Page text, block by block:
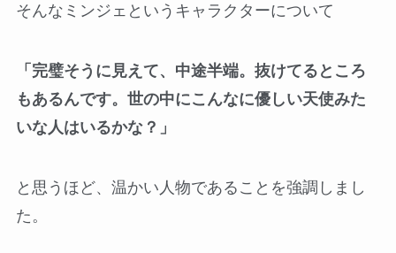
そんなミンジェというキャラクターについて
「完璧そうに見えて、中途半端。抜けてるところ
もあるんです。世の中にこんなに優しい天使みた
いな人はいるかな？」
と思うほど、温かい人物であることを強調しまし
た。